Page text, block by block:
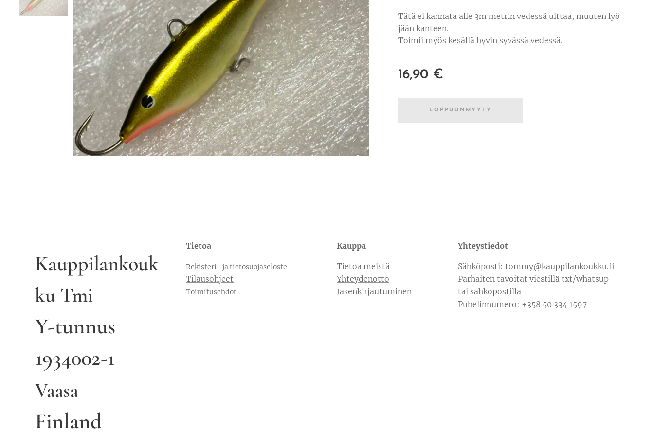
Tätä ei kannata alle 3m metrin vedessä uittaa, muuten lyö
jään kanteen.
Toimii myös kesällä hyvin syvässä vedessä.
16,90 €
LOPPUUNMYYTY
Kauppilankouk
ku Tmi
Y-tunnus
1934002-1
Vaasa
Finland
Tietoa
Rekisteri- ja tietosuojaseloste
Tilausohjeet
Toimitusehdot
Kauppa
Tietoa meistä
Yhteydenotto
Jäsenkirjautuminen
Yhteystiedot
Sähköposti: tommy@kauppilankoukku.fi
Parhaiten tavoitat viestillä txt/whatsup
tai sähköpostilla
Puhelinnumero: +358 50 334 1597